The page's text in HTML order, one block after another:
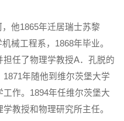
他1865年迁居瑞士苏黎
械工程系，1868年毕业。
任了物理学教授A．孔脱的
年随他到维尔茨堡大学
作。1894年任维尔茨堡大
教授和物理研究所主任。